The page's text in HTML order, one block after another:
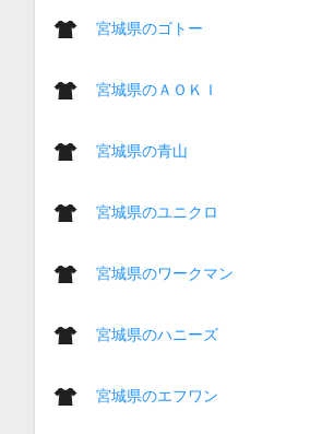
宮城県のゴトー
宮城県のＡＯＫＩ
宮城県の青山
宮城県のユニクロ
宮城県のワークマン
宮城県のハニーズ
宮城県のエフワン